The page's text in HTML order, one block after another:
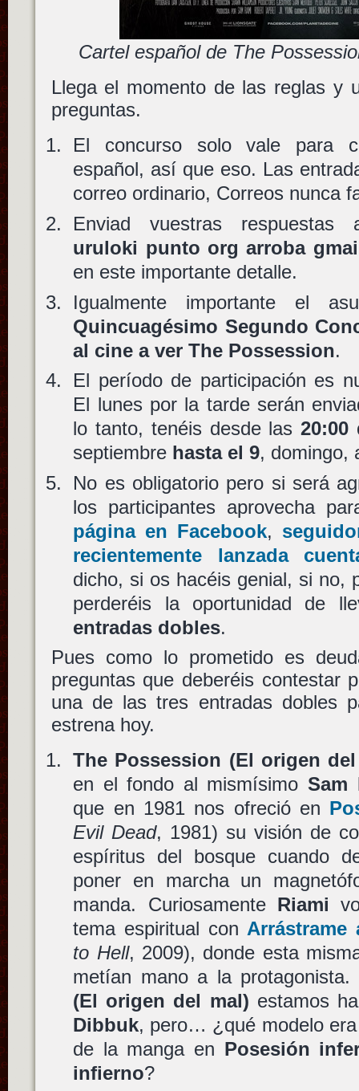
Cartel español de The
Llega el momento de las reglas y
preguntas.
El concurso solo vale para
español, así que eso. Las
correo ordinario, Correos nunca
Enviad vuestras
uruloki punto org arroba
en este importante detalle.
Igualmente importante el
Quincuagésimo Segundo
al cine a ver The Possession.
El período de participación es
El lunes por la tarde serán
lo tanto, tenéis desde las20:00
septiembre hasta el 9, domingo,
No es obligatorio pero si será
los participantes aprovecha
página en Facebook,
recientemente lanzada
dicho, si os hacéis genial, si no,
perderéis la oportunidad de
entradas dobles.
Pues como lo prometido es
preguntas que deberéis contestar
una de las tres entradas dobles
estrena hoy.
The Possession (El origen
en el fondo al mismísimo Sam
que en 1981 nos ofreció en
Evil Dead, 1981) su visión de
espíritus del bosque cuando
poner en marcha un
manda. Curiosamente Riami
tema espiritual con
to Hell, 2009), donde esta
metían mano a la
(El origen del mal) estamos
Dibbuk, pero… ¿qué modelo
de la manga en Posesión
infierno?